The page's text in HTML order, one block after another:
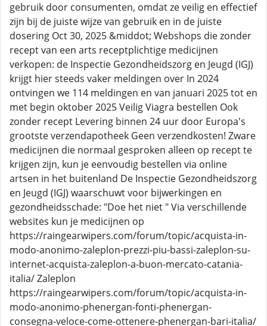
gebruik door consumenten, omdat ze veilig en effectief
zijn bij de juiste wijze van gebruik en in de juiste
dosering Oct 30, 2025 &middot; Webshops die zonder
recept van een arts receptplichtige medicijnen
verkopen: de Inspectie Gezondheidszorg en Jeugd (IGJ)
krijgt hier steeds vaker meldingen over In 2024
ontvingen we 114 meldingen en van januari 2025 tot en
met begin oktober 2025 Veilig Viagra bestellen Ook
zonder recept Levering binnen 24 uur door Europa's
grootste verzendapotheek Geen verzendkosten! Zware
medicijnen die normaal gesproken alleen op recept te
krijgen zijn, kun je eenvoudig bestellen via online
artsen in het buitenland De Inspectie Gezondheidszorg
en Jeugd (IGJ) waarschuwt voor bijwerkingen en
gezondheidsschade: "Doe het niet " Via verschillende
websites kun je medicijnen op
https://raingearwipers.com/forum/topic/acquista-in-
modo-anonimo-zaleplon-prezzi-piu-bassi-zaleplon-su-
internet-acquista-zaleplon-a-buon-mercato-catania-
italia/ Zaleplon
https://raingearwipers.com/forum/topic/acquista-in-
modo-anonimo-phenergan-fonti-phenergan-
consegna-veloce-come-ottenere-phenergan-bari-italia/